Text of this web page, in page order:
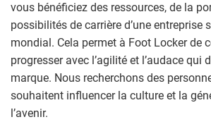
vous bénéficiez des ressources, de la
possibilités de carrière d’une entreprise
mondial. Cela permet à Foot Locker de
progresser avec l’agilité et l’audace qui
marque. Nous recherchons des
souhaitent influencer la culture et la
l’avenir.